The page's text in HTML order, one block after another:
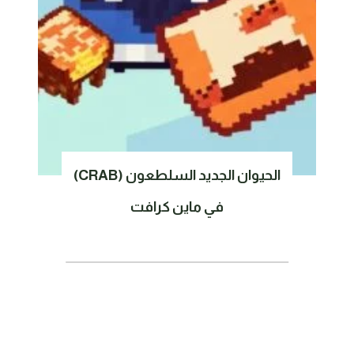
الحيوان الجديد السلطعون (CRAB)
في ماين كرافت